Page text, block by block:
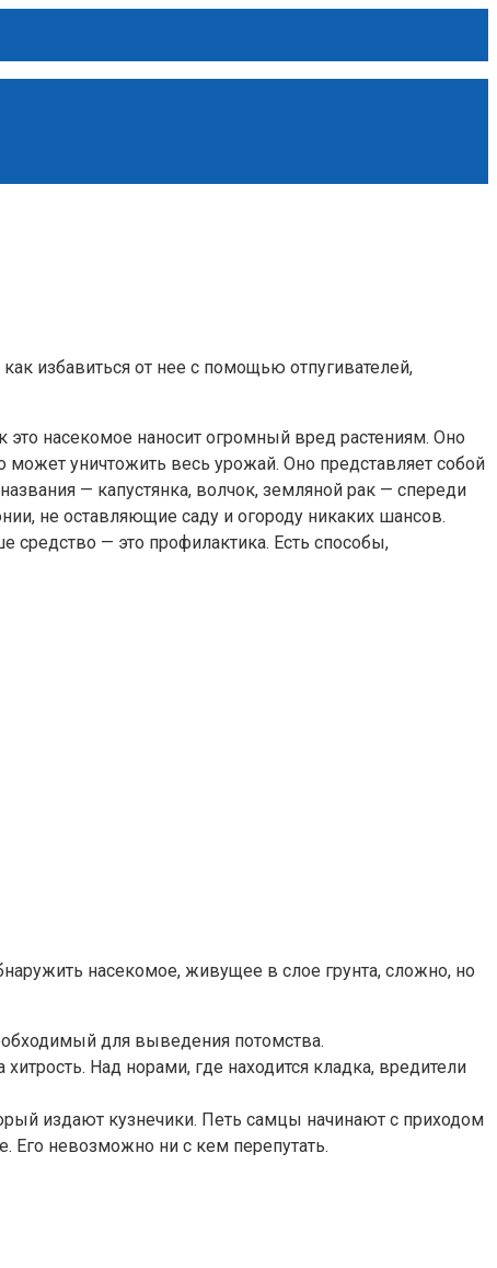
избавиться от нее с помощью отпугивателей,
насекомое наносит огромный вред растениям. Оно
уничтожить весь урожай. Оно представляет собой
— капустянка, волчок, земляной рак — спереди
не оставляющие саду и огороду никаких шансов.
средство — это профилактика. Есть способы,
насекомое, живущее в слое грунта, сложно, но
для выведения потомства.
Над норами, где находится кладка, вредители
издают кузнечики. Петь самцы начинают с приходом
Его невозможно ни с кем перепутать.